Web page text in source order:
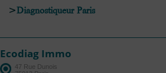
>Diagnostiqueur Paris
Ecodiag Immo
47 Rue Dunois